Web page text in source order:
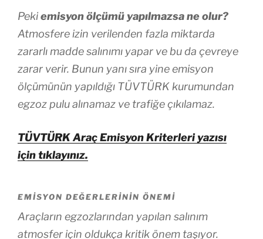
Pekiemisyon ölçümü yapılmazsa ne olur?
Atmosfere izin verilenden fazla miktarda
zararlı madde salınımı yapar ve bu da çevreye
zarar verir. Bunun yanı sıra yine emisyon
ölçümünün yapıldığı TÜVTÜRK kurumundan
egzoz pulu alınamaz ve trafiğe çıkılamaz.
TÜVTÜRK Araç Emisyon Kriterleri yazısı
için tıklayınız.
EMISYON DEĞERLERININ ÖNEMI
Araçların egzozlarından yapılan salınım
atmosfer için oldukça kritik önem taşıyor.